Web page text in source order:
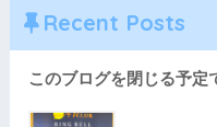
Recent Posts
このブログを閉じる予定